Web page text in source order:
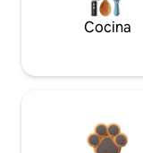
Cocina